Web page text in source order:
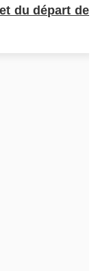
du départ de